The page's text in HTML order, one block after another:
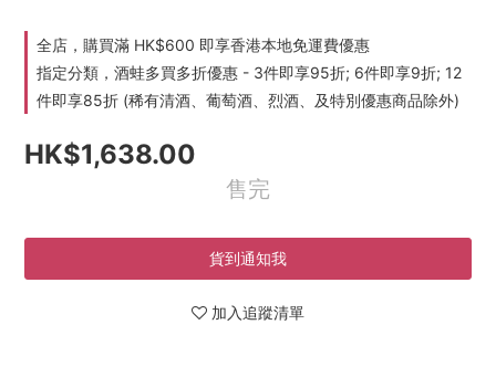
全店，購買滿 HK$600 即享香港本地免運費優惠
指定分類，酒蛙多買多折優惠 - 3件即享95折; 6件即享9折; 12
件即享85折 (稀有清酒、葡萄酒、烈酒、及特別優惠商品除外)
HK$1,638.00
售完
貨到通知我
加入追蹤清單